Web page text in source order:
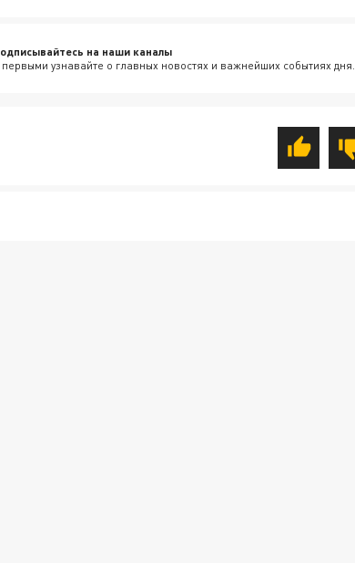
на наши каналы
первыми узнавайте о главных новостях и важнейших событиях дня.